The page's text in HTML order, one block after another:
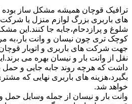
ترافیک قوچان همیشه مشکل ساز بوده
های باربری بزرگ لوازم منزل یا شرکت
شلوغ و پرازدحام،جابه جا کنند.این
کوچک تری چون نیسان و وانت بار،به
جهت شرکت های باربری و اتوبار
نقل از وانت بار و نیسان بهره می
داشت که هرچه روند جابه جایی و حمل
بگیرد،هزینه های باربری نهایی که
خواهد شد.
وانت بار و نیسان از جمله وسایل حمل